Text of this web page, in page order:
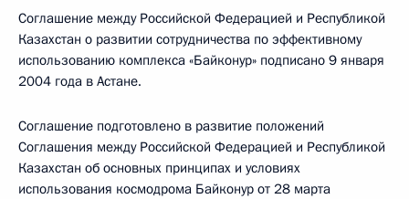
Соглашение между Российской Федерацией и Республикой
Казахстан о развитии сотрудничества по эффективному
использованию комплекса «Байконур» подписано 9 января
2004 года в Астане.
Соглашение подготовлено в развитие положений
Соглашения между Российской Федерацией и Республикой
Казахстан об основных принципах и условиях
использования космодрома Байконур от 28 марта